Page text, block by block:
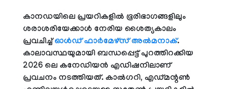
കാനഡയിലെ പ്രയറികളില്‍ ഭൂരിഭാഗങ്ങളിലും
ശരാശരിയേക്കാള്‍ നേരിയ ശൈത്യകാലം
പ്രവചിച്ച്ഓള്‍ഡ് ഫാര്‍മേഴ്‌സ് അല്‍മനാക്.
കാലാവസ്ഥയുമായി ബന്ധപ്പെട്ട് പുറത്തിറക്കിയ
2026 ലെ കനേഡിയന്‍ എഡിഷനിലാണ്
പ്രവചനം നടത്തിയത്. കാല്‍ഗറി, എഡ്മന്റണ്‍